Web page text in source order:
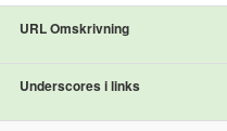
URL Omskrivning
Underscores i links